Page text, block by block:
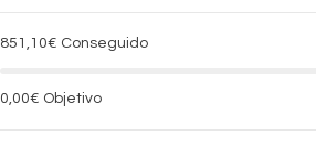
851,10€ Conseguido
0,00€ Objetivo